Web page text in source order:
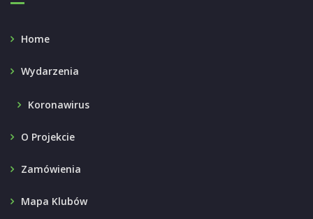
Home
Wydarzenia
Koronawirus
O Projekcie
Zamówienia
Mapa Klubów